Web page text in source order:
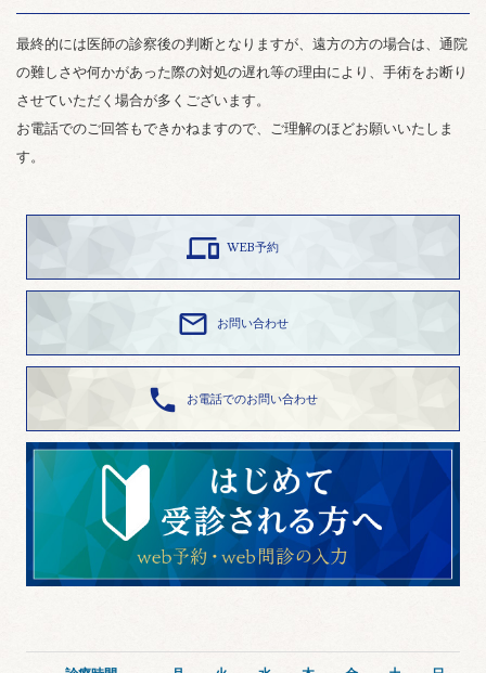
最終的には医師の診察後の判断となりますが、遠方の方の場合は、通院
の難しさや何かがあった際の対処の遅れ等の理由により、手術をお断り
させていただく場合が多くございます。
お電話でのご回答もできかねますので、ご理解のほどお願いいたしま
す。
 WEB予約
 お問い合わせ
 お電話でのお問い合わせ